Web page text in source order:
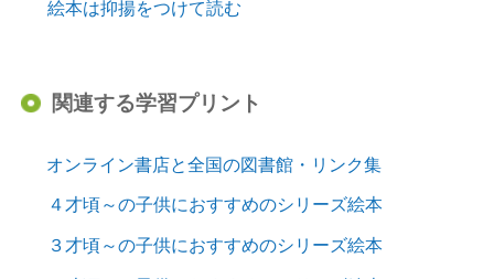
絵本は抑揚をつけて読む
関連する学習プリント
オンライン書店と全国の図書館・リンク集
４才頃～の子供におすすめのシリーズ絵本
３才頃～の子供におすすめのシリーズ絵本